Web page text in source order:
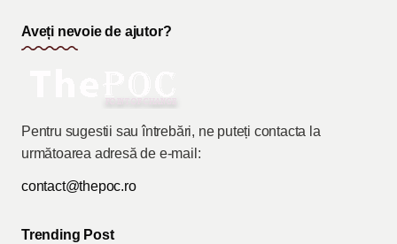
Aveți nevoie de ajutor?
Pentru sugestii sau întrebări, ne puteți contacta la
următoarea adresă de e-mail:
contact@thepoc.ro
Trending Post